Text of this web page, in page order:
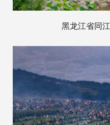
黑龙江省同